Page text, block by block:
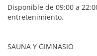
Disponible de 09:00 a
entretenimiento.
SAUNA Y GIMNASIO